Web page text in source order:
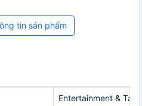
tin sản phẩm
Entertainment &